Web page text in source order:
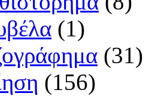
(1)
(31)
(156)